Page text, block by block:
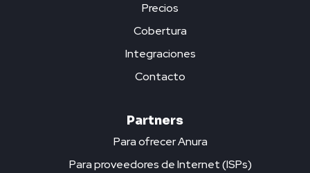
Precios
Cobertura
Integraciones
Contacto
Partners
Para ofrecer Anura
Para proveedores de Internet (ISPs)